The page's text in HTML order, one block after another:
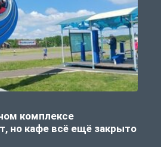
комплексе
но кафе всё ещё закрыто